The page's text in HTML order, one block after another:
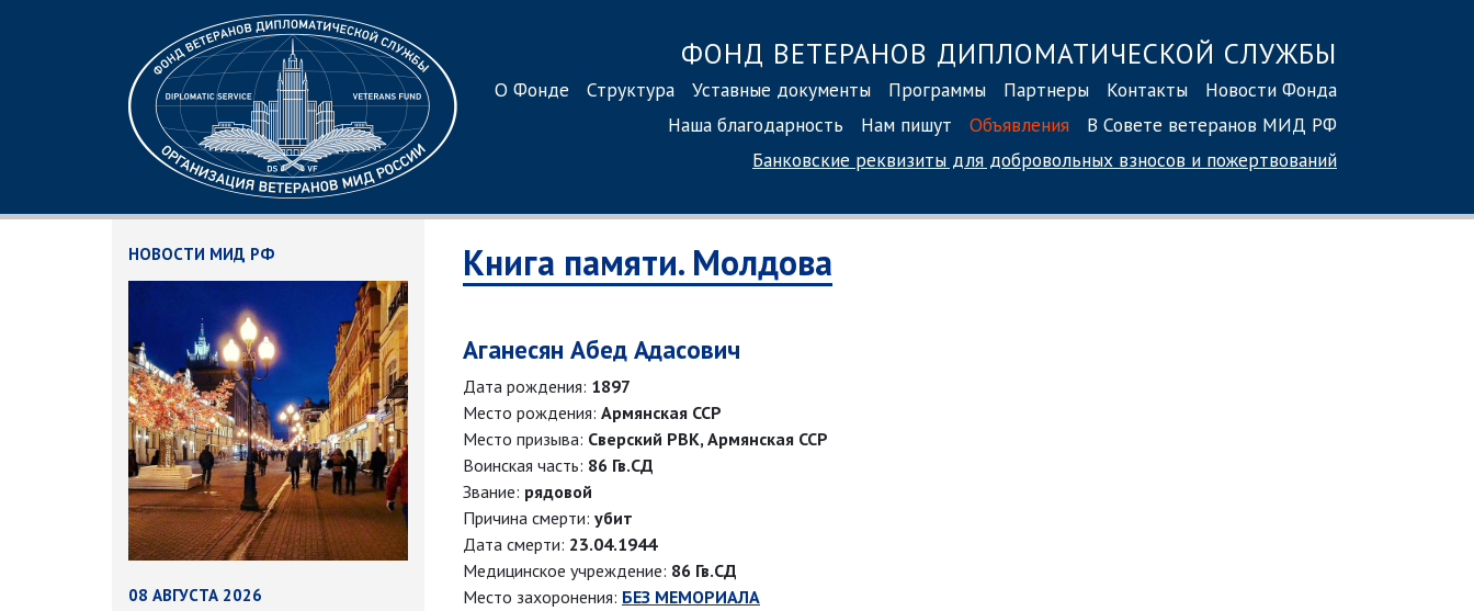
ФОНД ВЕТЕРАНОВ ДИПЛОМАТИЧЕСКОЙ СЛУЖБЫ
О Фонде Структура Уставные документы Программы Партнеры Контакты
Новости Фонда
Наша благодарность
Нам пишут Объявления
В Совете ветеранов МИД РФ
Банковские реквизиты для добровольных взносов и пожертвований
НОВОСТИ МИД РФ
08 АВГУСТА 2026
Книга памяти. Молдова
Аганесян Абед Адасович
Дата рождения: 1897
Место рождения: Армянская ССР
Место призыва: Сверский РВК, Армянская ССР
Воинская часть: 86 Гв.СД
Звание: рядовой
Причина смерти: убит
Дата смерти: 23.04.1944
Медицинское учреждение: 86 Гв.СД
Место захоронения: БЕЗ МЕМОРИАЛА